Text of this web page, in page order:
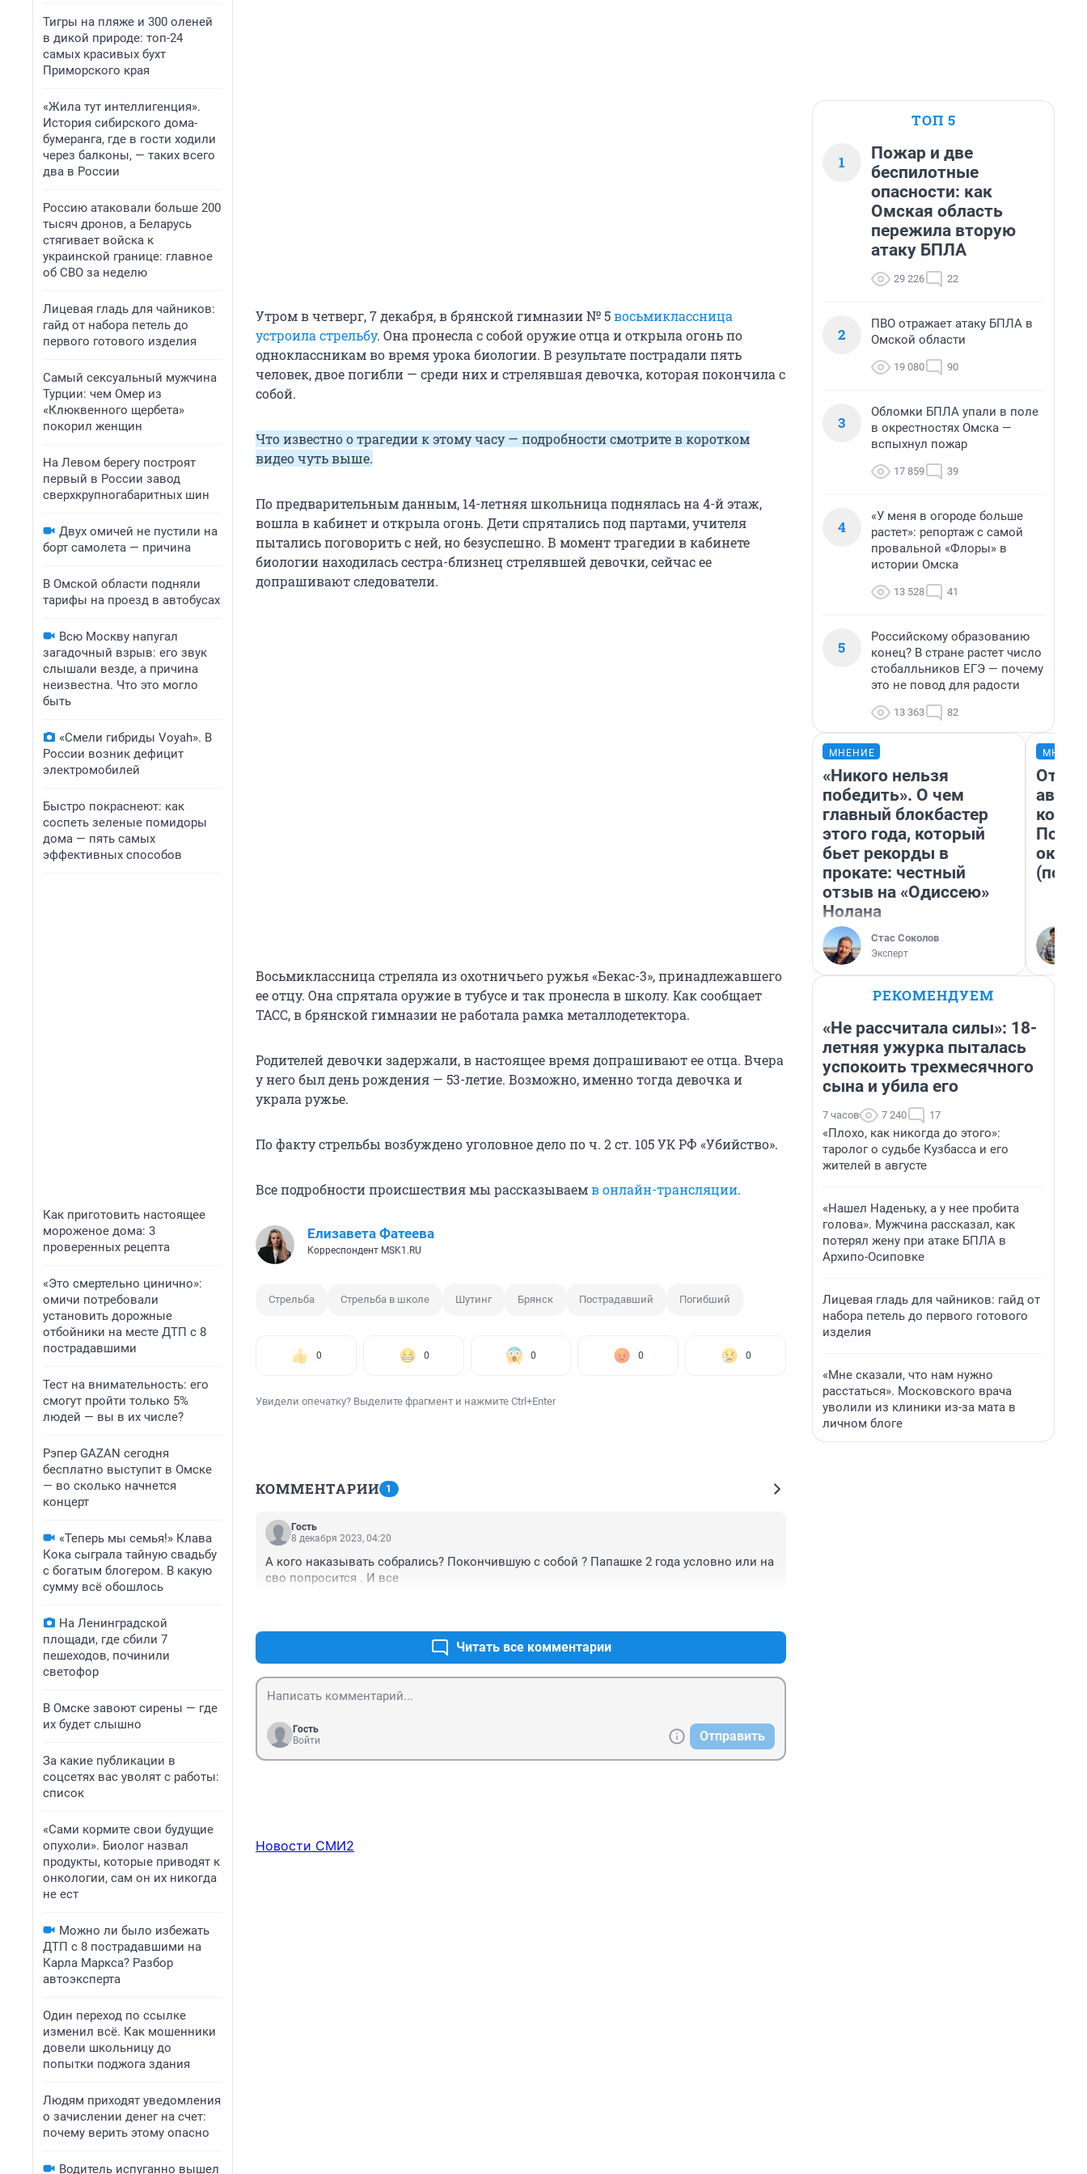
Тигры на пляже и 300 оленей
в дикой природе: топ-24
самых красивых бухт
Приморского края
«Жила тут интеллигенция».
История сибирского дома-
бумеранга, где в гости ходили
через балконы, — таких всего
два в России
Россию атаковали больше 200
тысяч дронов, а Беларусь
стягивает войска к
украинской границе: главное
об СВО за неделю
Лицевая гладь для чайников:
гайд от набора петель до
первого готового изделия
Самый сексуальный мужчина
Турции: чем Омер из
«Клюквенного щербета»
покорил женщин
На Левом берегу построят
первый в России завод
сверхкрупногабаритных шин
Двух омичей не пустили на
борт самолета — причина
В Омской области подняли
тарифы на проезд в автобусах
Всю Москву напугал
загадочный взрыв: его звук
слышали везде, а причина
неизвестна. Что это могло
быть
«Смели гибриды Voyah». В
России возник дефицит
электромобилей
Быстро покраснеют: как
соспеть зеленые помидоры
дома — пять самых
эффективных способов
Как приготовить настоящее
мороженое дома: 3
проверенных рецепта
«Это смертельно цинично»:
омичи потребовали
установить дорожные
отбойники на месте ДТП с 8
пострадавшими
Тест на внимательность: его
смогут пройти только 5%
людей — вы в их числе?
Рэпер GAZAN сегодня
бесплатно выступит в Омске
— во сколько начнется
концерт
«Теперь мы семья!» Клава
Кока сыграла тайную свадьбу
с богатым блогером. В какую
сумму всё обошлось
На Ленинградской
площади, где сбили 7
пешеходов, починили
светофор
В Омске завоют сирены — где
их будет слышно
За какие публикации в
соцсетях вас уволят с работы:
список
«Сами кормите свои будущие
опухоли». Биолог назвал
продукты, которые приводят к
онкологии, сам он их никогда
не ест
Можно ли было избежать
ДТП с 8 пострадавшими на
Карла Маркса? Разбор
автоэксперта
Один переход по ссылке
изменил всё. Как мошенники
довели школьницу до
попытки поджога здания
Людям приходят уведомления
о зачислении денег на счет:
почему верить этому опасно
Водитель испуганно вышел
Утром в четверг, 7 декабря, в брянской гимназии № 5восьмиклассница
устроила стрельбу. Она пронесла с собой оружие отца и открыла огонь по
одноклассникам во время урока биологии. В результате пострадали пять
человек, двое погибли — среди них и стрелявшая девочка, которая покончила с
собой.
Что известно о трагедии к этому часу — подробности смотрите в коротком
видео чуть выше.
По предварительным данным, 14-летняя школьница поднялась на 4-й этаж,
вошла в кабинет и открыла огонь. Дети спрятались под партами, учителя
пытались поговорить с ней, но безуспешно. В момент трагедии в кабинете
биологии находилась сестра-близнец стрелявшей девочки, сейчас ее
допрашивают следователи.
Восьмиклассница стреляла из охотничьего ружья «Бекас-3», принадлежавшего
ее отцу. Она спрятала оружие в тубусе и так пронесла в школу. Как сообщает
ТАСС, в брянской гимназии не работала рамка металлодетектора.
Родителей девочки задержали, в настоящее время допрашивают ее отца. Вчера
у него был день рождения — 53-летие. Возможно, именно тогда девочка и
украла ружье.
По факту стрельбы возбуждено уголовное дело по ч. 2 ст. 105 УК РФ «Убийство».
Все подробности происшествия мы рассказываемв онлайн-трансляции.
Елизавета Фатеева
Корреспондент MSK1.RU
Стрельба Стрельба в школе Шутинг Брянск Пострадавший Погибший
0 0 0 0 0
Увидели опечатку? Выделите фрагмент и нажмите Ctrl+Enter
КОММЕНТАРИИ 1
Гость
8 декабря 2023, 04:20
А кого наказывать собрались? Покончившую с собой ? Папашке 2 года условно или на
сво попросится . И все
Читать все комментарии
Гость
Войти
Отправить
Новости СМИ2
ТОП 5
1
Пожар и две
беспилотные
опасности: как
Омская область
пережила вторую
атаку БПЛА
29 226 22
2
ПВО отражает атаку БПЛА в
Омской области
19 080 90
3
Обломки БПЛА упали в поле
в окрестностях Омска —
вспыхнул пожар
17 859 39
4
«У меня в огороде больше
растет»: репортаж с самой
провальной «Флоры» в
истории Омска
13 528 41
5
Российскому образованию
конец? В стране растет число
стобалльников ЕГЭ — почему
это не повод для радости
13 363 82
МНЕНИЕ
«Никого нельзя
победить». О чем
главный блокбастер
этого года, который
бьет рекорды в
прокате: честный
отзыв на «Одиссею»
Нолана
Стас Соколов
Эксперт
От
РЕКОМЕНДУЕМ
«Не рассчитала силы»: 18-
летняя ужурка пыталась
успокоить трехмесячного
сына и убила его
7 часов 7 240 17
«Плохо, как никогда до этого»:
таролог о судьбе Кузбасса и его
жителей в августе
«Нашел Наденьку, а у нее пробита
голова». Мужчина рассказал, как
потерял жену при атаке БПЛА в
Архипо-Осиповке
Лицевая гладь для чайников: гайд от
набора петель до первого готового
изделия
«Мне сказали, что нам нужно
расстаться». Московского врача
уволили из клиники из-за мата в
личном блоге